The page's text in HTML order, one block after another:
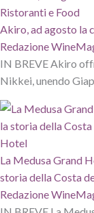
Ristoranti e Food
Akiro, ad agosto la
Redazione
IN BREVE Akiro
Nikkei, unendo
Hotel
La Medusa Grand
storia della Costa
Redazione